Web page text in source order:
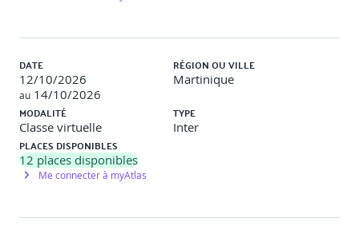
Les objets du langage JavaScript
Gestion des chaînes de caractères à travers l'objet String
Les principales fonctions mathématiques dans l'objet
Math
DATE
12/10/2026
au 14/10/2026
RÉGION OU VILLE
Martinique
MODALITÉ
Classe virtuelle
TYPE
Inter
PLACES DISPONIBLES
12 places disponibles
Me connecter à myAtlas